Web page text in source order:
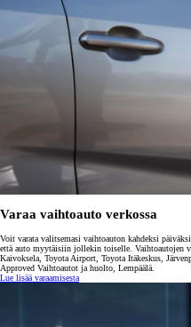
Varaa vaihtoauto verkossa
Voit varata valitsemasi vaihtoauton kahdeksi
että auto myytäisiin jollekin toiselle. Vaihtoautojen
Kaivoksela, Toyota Airport, Toyota Itäkeskus,
Approved Vaihtoautot ja huolto, Lempäälä.
Lue lisää varaamisesta